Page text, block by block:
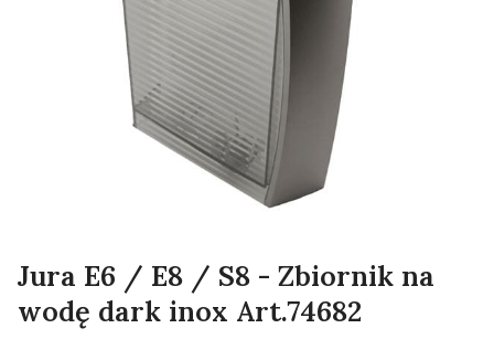
Jura E6 / E8 / S8 - Zbiornik na
wodę dark inox Art.74682